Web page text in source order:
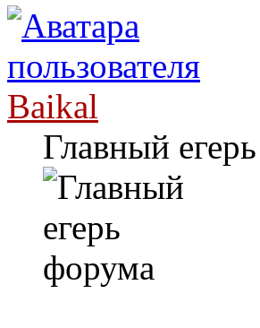
Baikal
Главный